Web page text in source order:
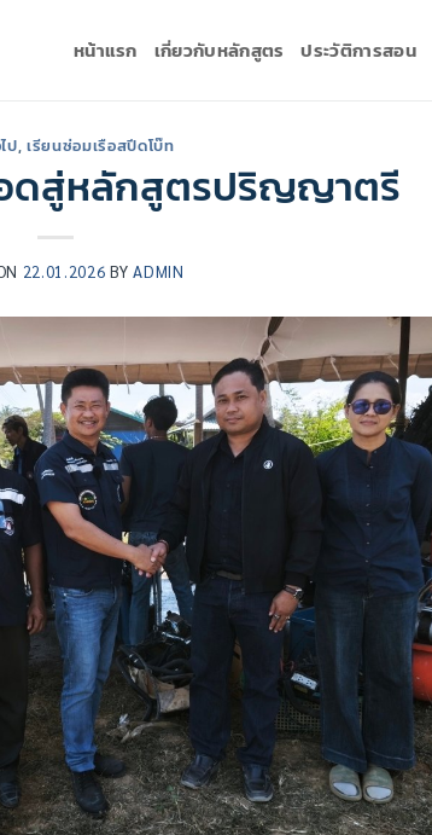
หน้าแรก เกี่ยวกับหลักสูตร ประวัติการสอน
ป,เรียนซ่อมเรือสปีดโบ๊ท
ดสู่หลักสูตรปริญญาตรี
22.01.2026 BYADMIN